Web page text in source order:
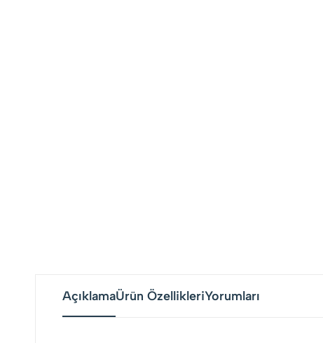
AçıklamaÜrün ÖzellikleriYorumları